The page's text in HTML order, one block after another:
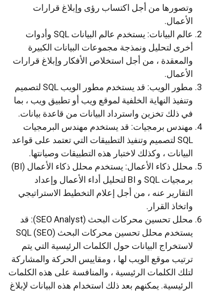
وتصورها من أجل اكتساب رؤى وإبلاغ قرارات
الأعمال.
عالم البيانات: يستخدم عالم البيانات SQL وأدوات
أخرى لتحليل ونمذجة مجموعات البيانات الكبيرة
والمعقدة ، من أجل استخلاص الأفكار وإبلاغ قرارات
الأعمال.
مطور الويب: قد يستخدم مطور الويب SQL لتصميم
وتنفيذ النهاية الخلفية لموقع ويب أو تطبيق ويب ، بما
في ذلك تخزين واسترداد البيانات من قاعدة بيانات.
مهندس برمجيات: قد يستخدم مهندس البرمجيات
SQL لتصميم وتنفيذ التطبيقات التي تعتمد على قواعد
البيانات ، وكذلك لاختبار هذه التطبيقات وصيانتها.
محلل ذكاء الأعمال: يستخدم محلل ذكاء الأعمال (BI)
برمجيات SQL و BI لتحليل أداء الأعمال وإعداد
التقارير عنه ، من أجل إعلام التخطيط الاستراتيجي
واتخاذ القرار.
محلل تحسين محركات البحث (SEO Analyst): قد
يستخدم محلل تحسين محركات البحث (SEO) SQL
لاستخراج البيانات حول الكلمات الرئيسية التي يتم
ترتيب موقع الويب لها ، ومقاييس الحركة والمشاركة
لتلك الكلمات الرئيسية ، والمنافسة على هذه الكلمات
الرئيسية. يمكنهم بعد ذلك استخدام هذه البيانات لإبلاغ